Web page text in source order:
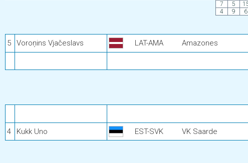
7 5
4
9 6
5
Voroņins Vjačeslavs LAT-AMA Amazones
4
Kukk Uno EST-SVK VK Saarde